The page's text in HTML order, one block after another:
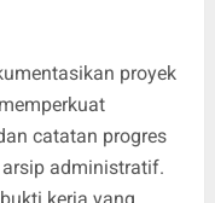
proyek
catatan progres
administratif.